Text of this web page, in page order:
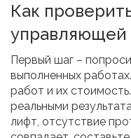
Как
управляющей
Первый шаг –
выполненных
работ и их
реальными
лифт, отсутствие